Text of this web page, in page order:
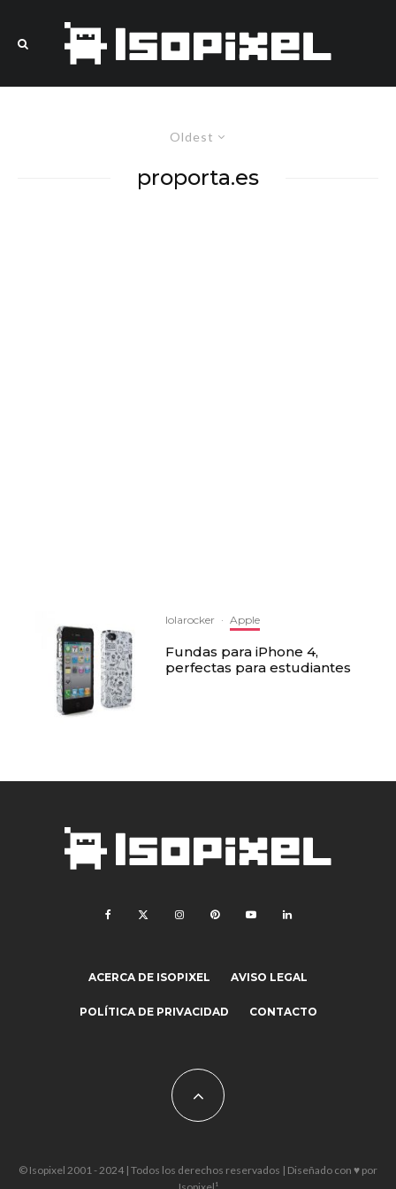
Oldest
proporta.es
lolarocker · Apple
Fundas para iPhone 4,
perfectas para estudiantes
ACERCA DE ISOPIXEL AVISO LEGAL
POLÍTICA DE PRIVACIDAD CONTACTO
© Isopixel 2001 - 2024 | Todos los derechos reservados | Diseñado con ♥ por